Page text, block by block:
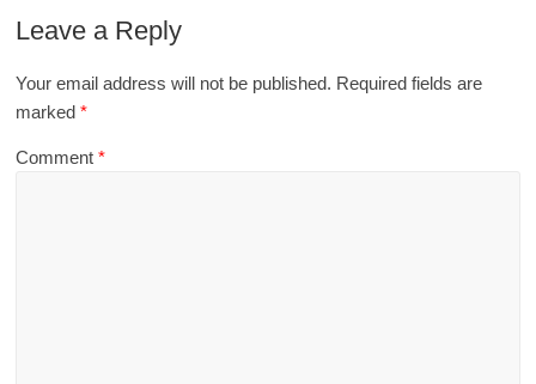
Leave a Reply
Your email address will not be published. Required fields are
marked*
Comment*